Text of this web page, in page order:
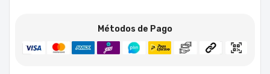
Métodos de Pago